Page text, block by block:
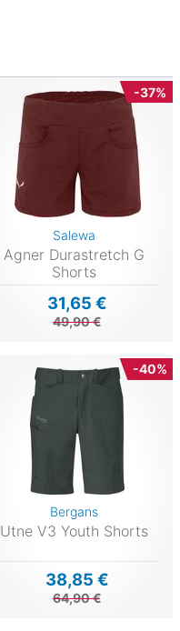
-37%
Salewa
Agner Durastretch G
Shorts
31,65 €
49,90 €
-40%
Bergans
Utne V3 Youth Shorts
38,85 €
64,90 €